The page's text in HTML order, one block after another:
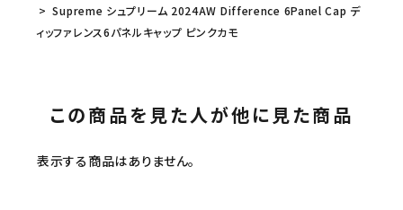
Supreme シュプリーム 2024AW Difference 6Panel Cap デ
ィッファレンス6パネルキャップ ピンクカモ
この商品を見た人が他に見た商品
表示する商品はありません。